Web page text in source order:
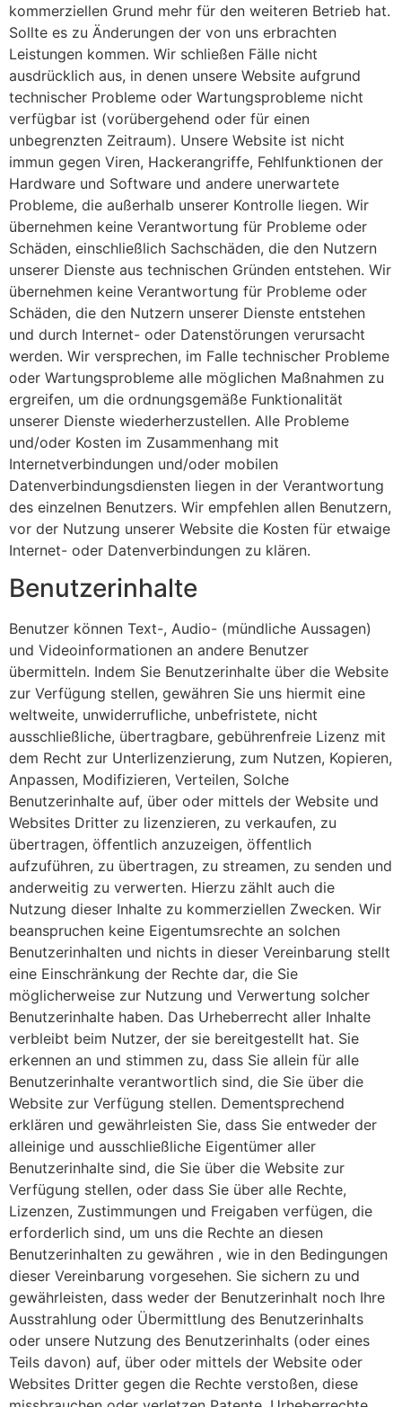
kommerziellen Grund mehr für den weiteren Betrieb hat.
Sollte es zu Änderungen der von uns erbrachten
Leistungen kommen. Wir schließen Fälle nicht
ausdrücklich aus, in denen unsere Website aufgrund
technischer Probleme oder Wartungsprobleme nicht
verfügbar ist (vorübergehend oder für einen
unbegrenzten Zeitraum). Unsere Website ist nicht
immun gegen Viren, Hackerangriffe, Fehlfunktionen der
Hardware und Software und andere unerwartete
Probleme, die außerhalb unserer Kontrolle liegen. Wir
übernehmen keine Verantwortung für Probleme oder
Schäden, einschließlich Sachschäden, die den Nutzern
unserer Dienste aus technischen Gründen entstehen. Wir
übernehmen keine Verantwortung für Probleme oder
Schäden, die den Nutzern unserer Dienste entstehen
und durch Internet- oder Datenstörungen verursacht
werden. Wir versprechen, im Falle technischer Probleme
oder Wartungsprobleme alle möglichen Maßnahmen zu
ergreifen, um die ordnungsgemäße Funktionalität
unserer Dienste wiederherzustellen. Alle Probleme
und/oder Kosten im Zusammenhang mit
Internetverbindungen und/oder mobilen
Datenverbindungsdiensten liegen in der Verantwortung
des einzelnen Benutzers. Wir empfehlen allen Benutzern,
vor der Nutzung unserer Website die Kosten für etwaige
Internet- oder Datenverbindungen zu klären.
Benutzerinhalte
Benutzer können Text-, Audio- (mündliche Aussagen)
und Videoinformationen an andere Benutzer
übermitteln. Indem Sie Benutzerinhalte über die Website
zur Verfügung stellen, gewähren Sie uns hiermit eine
weltweite, unwiderrufliche, unbefristete, nicht
ausschließliche, übertragbare, gebührenfreie Lizenz mit
dem Recht zur Unterlizenzierung, zum Nutzen, Kopieren,
Anpassen, Modifizieren, Verteilen, Solche
Benutzerinhalte auf, über oder mittels der Website und
Websites Dritter zu lizenzieren, zu verkaufen, zu
übertragen, öffentlich anzuzeigen, öffentlich
aufzuführen, zu übertragen, zu streamen, zu senden und
anderweitig zu verwerten. Hierzu zählt auch die
Nutzung dieser Inhalte zu kommerziellen Zwecken. Wir
beanspruchen keine Eigentumsrechte an solchen
Benutzerinhalten und nichts in dieser Vereinbarung stellt
eine Einschränkung der Rechte dar, die Sie
möglicherweise zur Nutzung und Verwertung solcher
Benutzerinhalte haben. Das Urheberrecht aller Inhalte
verbleibt beim Nutzer, der sie bereitgestellt hat. Sie
erkennen an und stimmen zu, dass Sie allein für alle
Benutzerinhalte verantwortlich sind, die Sie über die
Website zur Verfügung stellen. Dementsprechend
erklären und gewährleisten Sie, dass Sie entweder der
alleinige und ausschließliche Eigentümer aller
Benutzerinhalte sind, die Sie über die Website zur
Verfügung stellen, oder dass Sie über alle Rechte,
Lizenzen, Zustimmungen und Freigaben verfügen, die
erforderlich sind, um uns die Rechte an diesen
Benutzerinhalten zu gewähren , wie in den Bedingungen
dieser Vereinbarung vorgesehen. Sie sichern zu und
gewährleisten, dass weder der Benutzerinhalt noch Ihre
Ausstrahlung oder Übermittlung des Benutzerinhalts
oder unsere Nutzung des Benutzerinhalts (oder eines
Teils davon) auf, über oder mittels der Website oder
Websites Dritter gegen die Rechte verstoßen, diese